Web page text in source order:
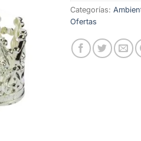
Categorías:
Ofertas